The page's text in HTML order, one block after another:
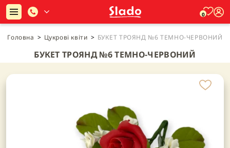
0
Головна > Цукрові квіти > БУКЕТ ТРОЯНД №6 ТЕМНО-ЧЕРВОНИЙ
БУКЕТ ТРОЯНД №6 ТЕМНО-ЧЕРВОНИЙ